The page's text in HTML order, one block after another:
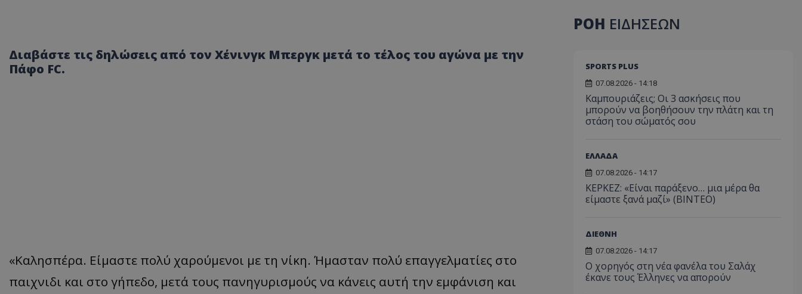
Διαβάστε τις δηλώσεις από τον Χένινγκ Μπεργκ μετά το τέλος του αγώνα με την
Πάφο FC.
«Καλησπέρα. Είμαστε πολύ χαρούμενοι με τη νίκη. Ήμασταν πολύ επαγγελματίες στο
παιχνιδι και στο γήπεδο, μετά τους πανηγυρισμούς να κάνεις αυτή την εμφάνιση και
ΡΟΗ ΕΙΔΗΣΕΩΝ
SPORTS PLUS
07.08.2026 - 14:18
Καμπουριάζεις; Οι 3 ασκήσεις που
μπορούν να βοηθήσουν την πλάτη και τη
στάση του σώματός σου
ΕΛΛΑΔΑ
07.08.2026 - 14:17
ΚΕΡΚΕΖ: «Είναι παράξενο… μια μέρα θα
είμαστε ξανά μαζί» (BINTEO)
ΔΙΕΘΝΗ
07.08.2026 - 14:17
Ο χορηγός στη νέα φανέλα του Σαλάχ
έκανε τους Έλληνες να απορούν